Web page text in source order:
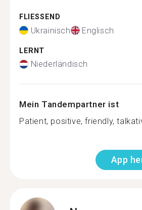
FLIESSEND
Ukrainisch Englisch
LERNT
Niederländisch
Mein Tandempartner ist
Patient, positive, friendly,
App